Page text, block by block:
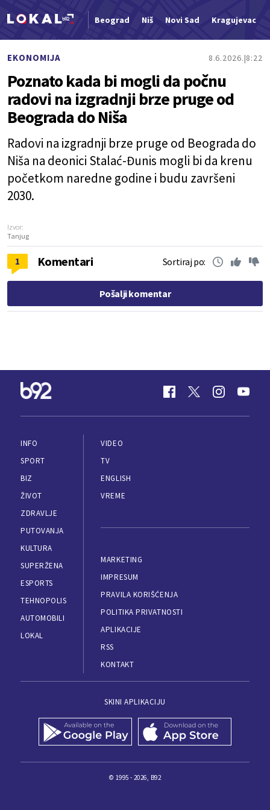
Beograd Niš Novi Sad Kragujevac
EKONOMIJA 8.6.2026. 8:22
Poznato kada bi mogli da počnu
radovi na izgradnji brze pruge od
Beograda do Niša
Radovi na izgradnji brze pruge od Beograda do
Niša na deonici Stalać-Đunis mogli bi da krenu
početkom naredne godine i budu završeni
2030.
Izvor:
Tanjug
1 Komentari Sortiraj po:
Pošalji komentar
INFO
SPORT
BIZ
ŽIVOT
ZDRAVLJE
PUTOVANJA
KULTURA
SUPERŽENA
ESPORTS
TEHNOPOLIS
AUTOMOBILI
LOKAL
VIDEO
TV
ENGLISH
VREME
MARKETING
IMPRESUM
PRAVILA KORIŠĆENJA
POLITIKA PRIVATNOSTI
APLIKACIJE
RSS
KONTAKT
SKINI APLIKACIJU
© 1995 - 2026, B92